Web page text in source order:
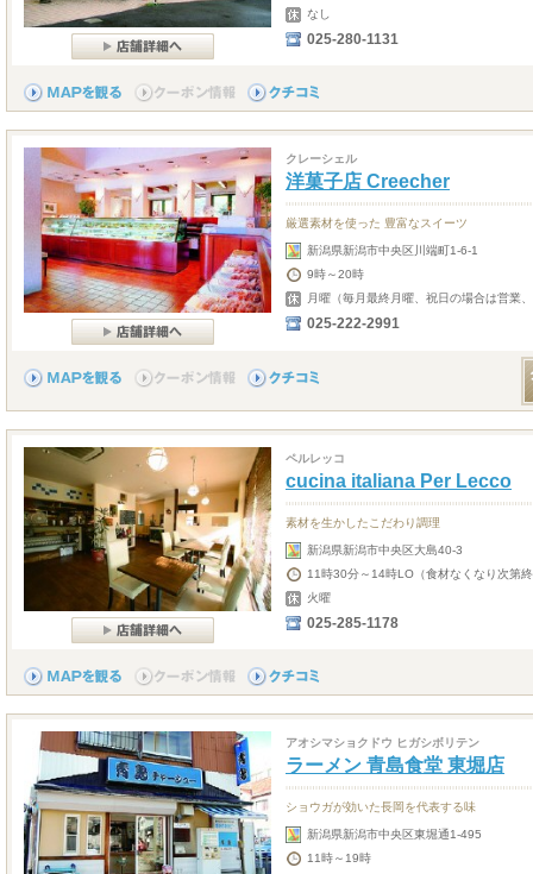
なし
025-280-1131
クレーシェル
洋菓子店 Creecher
厳選素材を使った 豊富なスイーツ
新潟県新潟市中央区川端町1-6-1
9時～20時
月曜（毎月最終月曜、祝日の場合は営業
025-222-2991
ペルレッコ
cucina italiana Per Lecco
素材を生かしたこだわり調理
新潟県新潟市中央区大島40-3
11時30分～14時LO（食材なくなり次第
火曜
025-285-1178
アオシマショクドウ ヒガシボリテン
ラーメン 青島食堂 東堀店
ショウガが効いた長岡を代表する味
新潟県新潟市中央区東堀通1-495
11時～19時